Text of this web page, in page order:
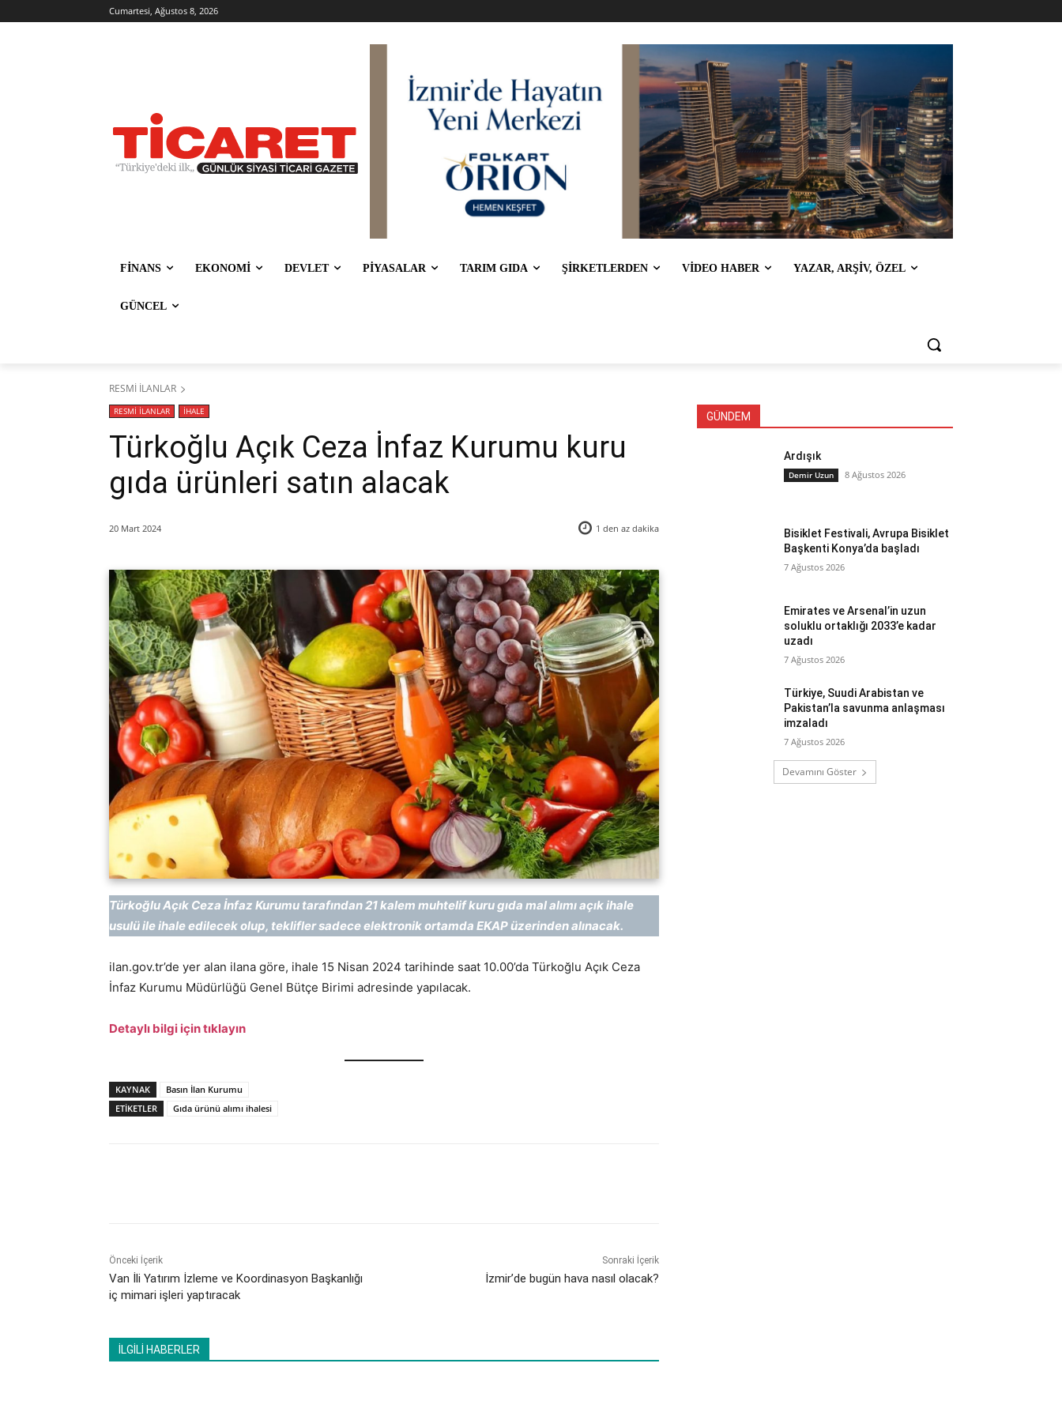
Cumartesi, Ağustos 8, 2026
FİNANS EKONOMİ DEVLET PİYASALAR TARIM GIDA ŞİRKETLERDEN VİDEO HABER YAZAR, ARŞİV, ÖZEL
GÜNCEL
RESMİ İLANLAR
RESMİ İLANLAR İHALE
Türkoğlu Açık Ceza İnfaz Kurumu kuru
gıda ürünleri satın alacak
20 Mart 2024 1 den az dakika
Türkoğlu Açık Ceza İnfaz Kurumu tarafından 21 kalem muhtelif kuru gıda mal alımı açık ihale
usulü ile ihale edilecek olup, teklifler sadece elektronik ortamda EKAP üzerinden alınacak.
ilan.gov.tr’de yer alan ilana göre, ihale 15 Nisan 2024 tarihinde saat 10.00’da Türkoğlu Açık Ceza
İnfaz Kurumu Müdürlüğü Genel Bütçe Birimi adresinde yapılacak.
Detaylı bilgi için tıklayın
KAYNAK
Basın İlan Kurumu
ETİKETLER
Gıda ürünü alımı ihalesi
Önceki İçerik
Van İli Yatırım İzleme ve Koordinasyon Başkanlığı
iç mimari işleri yaptıracak
Sonraki İçerik
İzmir’de bugün hava nasıl olacak?
İLGİLİ HABERLER
GÜNDEM
Ardışık
Demir Uzun 8 Ağustos 2026
Bisiklet Festivali, Avrupa Bisiklet
Başkenti Konya’da başladı
7 Ağustos 2026
Emirates ve Arsenal’in uzun
soluklu ortaklığı 2033’e kadar
uzadı
7 Ağustos 2026
Türkiye, Suudi Arabistan ve
Pakistan’la savunma anlaşması
imzaladı
7 Ağustos 2026
Devamını Göster